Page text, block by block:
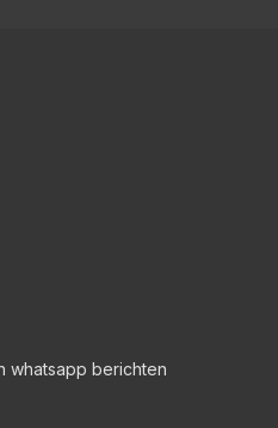
whatsapp berichten